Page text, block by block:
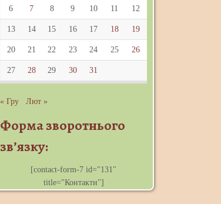
6 7 8 9 10 11 12
13 14 15 16 17 18 19
20 21 22 23 24 25 26
27 28 29 30 31
« Гру Лют »
Форма зворотнього
зв’язку:
[contact-form-7 id="131"
title="Контакти"]